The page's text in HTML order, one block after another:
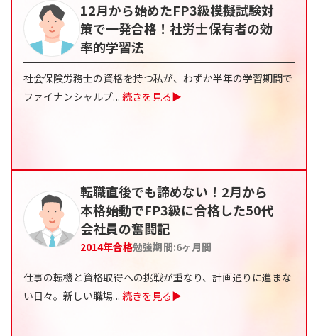
12月から始めたFP3級模擬試験対
策で一発合格！社労士保有者の効
率的学習法
社会保険労務士の資格を持つ私が、わずか半年の学習期間で
ファイナンシャルプ... 続きを見る▶
転職直後でも諦めない！2月から
本格始動でFP3級に合格した50代
会社員の奮闘記
2014年合格勉強期間:6ヶ月間
仕事の転機と資格取得への挑戦が重なり、計画通りに進まな
い日々。新しい職場... 続きを見る▶